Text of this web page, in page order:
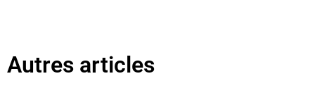
Autres articles